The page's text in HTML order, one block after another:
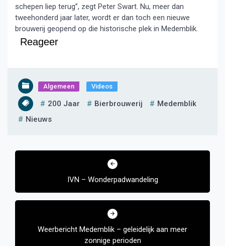
schepen liep terug”, zegt Peter Swart. Nu, meer dan
tweehonderd jaar later, wordt er dan toch een nieuwe
brouwerij geopend op die historische plek in Medemblik.
Reageer
Algemeen Videos
200 Jaar Bierbrouwerij
Medemblik
Nieuws
Bericht
IVN – Wonderpadwandeling
Weerbericht Medemblik – geleidelijk aan meer
zonnige perioden